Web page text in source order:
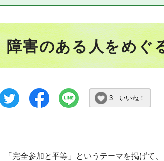
障害のある人をめぐ
3 いいね！
「完全参加と平等」というテーマを掲げて